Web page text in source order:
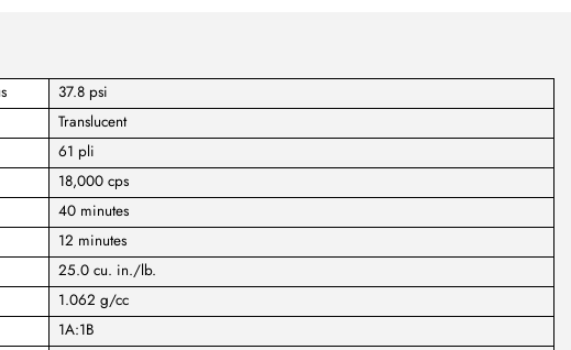
37.8 psi
Translucent
61 pli
18,000 cps
40 minutes
12 minutes
25.0 cu. in./lb.
1.062 g/cc
1A:1B